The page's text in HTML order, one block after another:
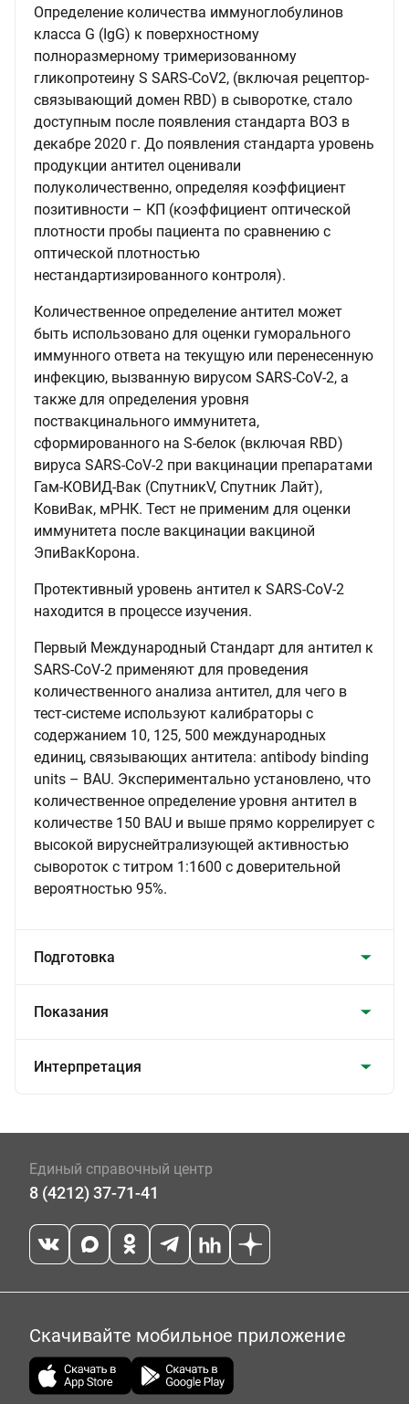
Определение количества иммуноглобулинов
класса G (IgG) к поверхностному
полноразмерному тримеризованному
гликопротеину S SARS-CoV2, (включая рецептор-
связывающий домен RBD) в сыворотке, стало
доступным после появления стандарта ВОЗ в
декабре 2020 г. До появления стандарта уровень
продукции антител оценивали
полуколичественно, определяя коэффициент
позитивности – КП (коэффициент оптической
плотности пробы пациента по сравнению с
оптической плотностью
нестандартизированного контроля).
Количественное определение антител может
быть использовано для оценки гуморального
иммунного ответа на текущую или перенесенную
инфекцию, вызванную вирусом SARS-CoV-2, а
также для определения уровня
поствакцинального иммунитета,
сформированного на S-белок (включая RBD)
вируса SARS-CoV-2 при вакцинации препаратами
Гам-КОВИД-Вак (СпутникV, Спутник Лайт),
КовиВак, мРНК. Тест не применим для оценки
иммунитета после вакцинации вакциной
ЭпиВакКорона.
Протективный уровень антител к SARS-CoV-2
находится в процессе изучения.
Первый Международный Стандарт для антител к
SARS-CoV-2 применяют для проведения
количественного анализа антител, для чего в
тест-системе используют калибраторы с
содержанием 10, 125, 500 международных
единиц, связывающих антитела: antibody binding
units – BAU. Экспериментально установлено, что
количественное определение уровня антител в
количестве 150 BAU и выше прямо коррелирует с
высокой вируснейтрализующей активностью
сывороток с титром 1:1600 с доверительной
вероятностью 95%.
Подготовка
Показания
Интерпретация
Единый справочный центр
8 (4212) 37-71-41
Скачивайте мобильное приложение